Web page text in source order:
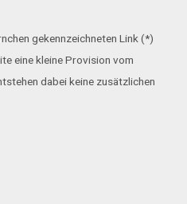
gekennzeichneten Link (*)
eine kleine Provision vom
dabei keine zusätzlichen